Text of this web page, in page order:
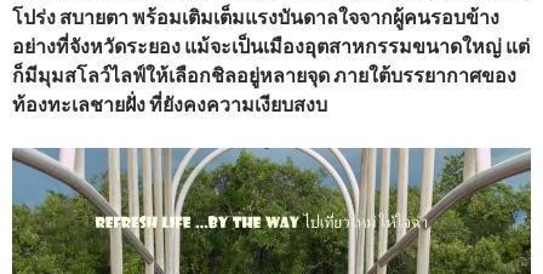
โปร่ง สบายตา พร้อมเติมเต็มแรงบันดาลใจจากผู้คนรอบข้าง
อย่างที่จังหวัดระยอง แม้จะเป็นเมืองอุตสาหกรรมขนาดใหญ่ แต่
ก็มีมุมสโลว์ไลฟ์ให้เลือกชิลอยู่หลายจุด ภายใต้บรรยากาศของ
ท้องทะเลชายฝั่ง ที่ยังคงความเงียบสงบ